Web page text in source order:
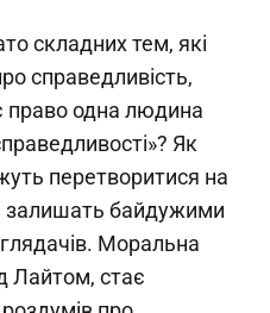
складних тем, які
справедливість,
право одна людина
Як
перетворитися на
залишать байдужими
глядачів. Моральна
Лайтом, стає